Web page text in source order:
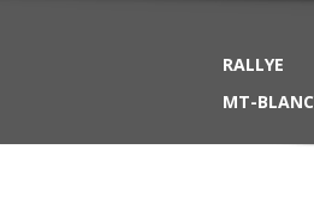
RALLYE
MT-BLANC